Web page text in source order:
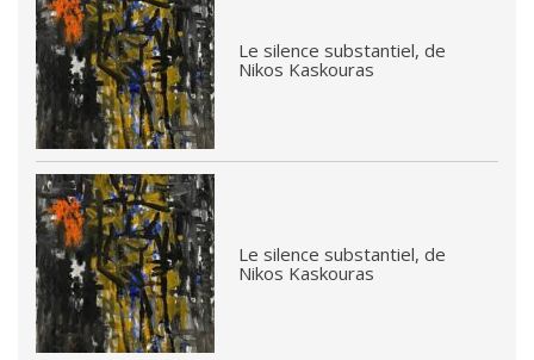
Le silence substantiel, de
Nikos Kaskouras
Le silence substantiel, de
Nikos Kaskouras